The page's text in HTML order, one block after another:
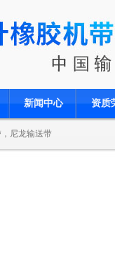
新闻中心 资质
尼龙输送带